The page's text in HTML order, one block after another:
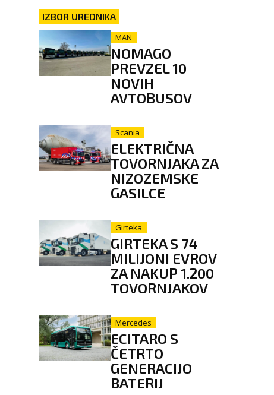
IZBOR UREDNIKA
MAN
NOMAGO
PREVZEL 10
NOVIH
AVTOBUSOV
Scania
ELEKTRIČNA
TOVORNJAKA ZA
NIZOZEMSKE
GASILCE
Girteka
GIRTEKA S 74
MILIJONI EVROV
ZA NAKUP 1.200
TOVORNJAKOV
Mercedes
ECITARO S
ČETRTO
GENERACIJO
BATERIJ